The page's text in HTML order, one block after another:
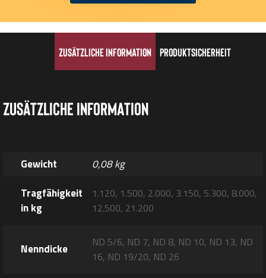
Zusätzliche Information Produktsicherheit
Zusätzliche Information
Gewicht
0,08 kg
Tragfähigkeit
in kg
1.120, 1.500, 2.000, 3.150, 5.300, 8.000,
12.500, 21.200
Nenndicke
ND 5/6, ND 7, ND 8, ND 10, ND 13, ND
16, ND 19/20, ND 26